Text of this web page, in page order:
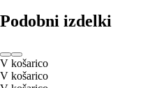
Podobni izdelki
V košarico
V košarico